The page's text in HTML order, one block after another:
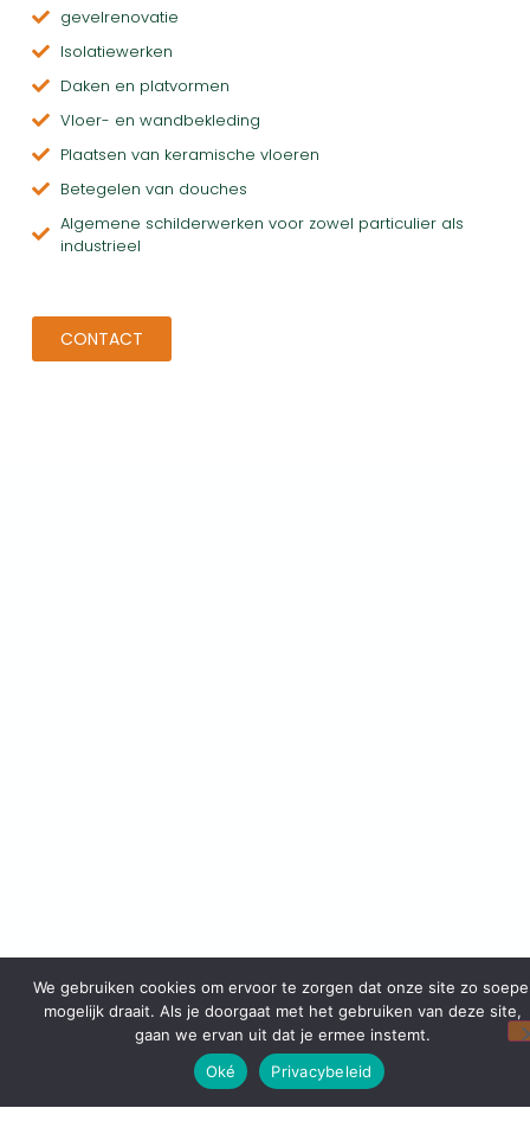
gevelrenovatie
Isolatiewerken
Daken en platvormen
Vloer- en wandbekleding
Plaatsen van keramische vloeren
Betegelen van douches
Algemene schilderwerken voor zowel particulier als
industrieel
CONTACT
We gebruiken cookies om ervoor te zorgen dat onze site zo
mogelijk draait. Als je doorgaat met het gebruiken van deze site,
gaan we ervan uit dat je ermee instemt.
Oké
Privacybeleid